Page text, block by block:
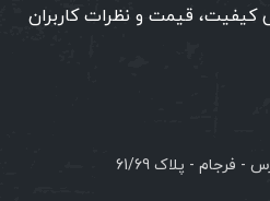
کیفیت، قیمت و نظرات کاربران
فرجام - پلاک 61/69